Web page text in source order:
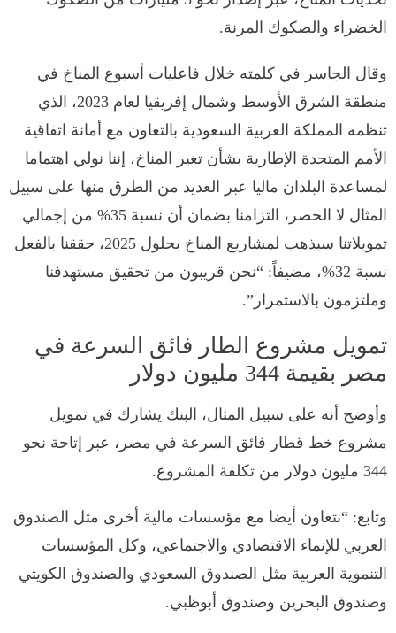
الخضراء والصكوك المرنة.
وقال الجاسر في كلمته خلال فاعليات أسبوع المناخ في
منطقة الشرق الأوسط وشمال إفريقيا لعام 2023، الذي
تنظمه المملكة العربية السعودية بالتعاون مع أمانة اتفاقية
الأمم المتحدة الإطارية بشأن تغير المناخ، إننا نولي اهتماما
لمساعدة البلدان ماليا عبر العديد من الطرق منها على سبيل
المثال لا الحصر، التزامنا بضمان أن نسبة 35% من إجمالي
تمويلاتنا سيذهب لمشاريع المناخ بحلول 2025، حققنا بالفعل
نسبة 32%، مضيفاً: “نحن قريبون من تحقيق مستهدفنا
وملتزمون بالاستمرار”.
تمويل مشروع الطار فائق السرعة في
مصر بقيمة 344 مليون دولار
وأوضح أنه على سبيل المثال، البنك يشارك في تمويل
مشروع خط قطار فائق السرعة في مصر، عبر إتاحة نحو
344 مليون دولار من تكلفة المشروع.
وتابع: “نتعاون أيضا مع مؤسسات مالية أخرى مثل الصندوق
العربي للإنماء الاقتصادي والاجتماعي، وكل المؤسسات
التنموية العربية مثل الصندوق السعودي والصندوق الكويتي
وصندوق البحرين وصندوق أبوظبي.